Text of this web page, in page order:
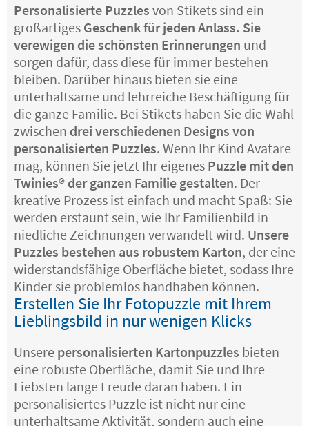
Personalisierte Puzzles von Stikets sind ein
großartiges Geschenk für jeden Anlass. Sie
verewigen die schönsten Erinnerungen und
sorgen dafür, dass diese für immer bestehen
bleiben. Darüber hinaus bieten sie eine
unterhaltsame und lehrreiche Beschäftigung für
die ganze Familie. Bei Stikets haben Sie die Wahl
zwischen drei verschiedenen Designs von
personalisierten Puzzles. Wenn Ihr Kind Avatare
mag, können Sie jetzt Ihr eigenes Puzzle mit den
Twinies®️ der ganzen Familie gestalten. Der
kreative Prozess ist einfach und macht Spaß: Sie
werden erstaunt sein, wie Ihr Familienbild in
niedliche Zeichnungen verwandelt wird. Unsere
Puzzles bestehen aus robustem Karton, der eine
widerstandsfähige Oberfläche bietet, sodass Ihre
Kinder sie problemlos handhaben können.
Erstellen Sie Ihr Fotopuzzle mit Ihrem
Lieblingsbild in nur wenigen Klicks
Unsere personalisierten Kartonpuzzles bieten
eine robuste Oberfläche, damit Sie und Ihre
Liebsten lange Freude daran haben. Ein
personalisiertes Puzzle ist nicht nur eine
unterhaltsame Aktivität, sondern auch eine